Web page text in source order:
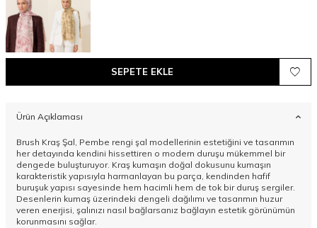
SEPETE EKLE
Ürün Açıklaması
Brush Kraş Şal, Pembe rengi şal modellerinin estetiğini ve tasarımın
her detayında kendini hissettiren o modern duruşu mükemmel bir
dengede buluşturuyor. Kraş kumaşın doğal dokusunu kumaşın
karakteristik yapısıyla harmanlayan bu parça, kendinden hafif
buruşuk yapısı sayesinde hem hacimli hem de tok bir duruş sergiler.
Desenlerin kumaş üzerindeki dengeli dağılımı ve tasarımın huzur
veren enerjisi, şalınızı nasıl bağlarsanız bağlayın estetik görünümün
korunmasını sağlar.